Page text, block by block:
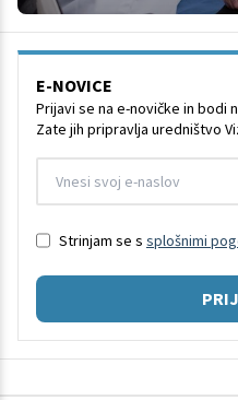
E-NOVICE
Prijavi se na e-novičke in bodi
Zate jih pripravlja uredništvo
Strinjam se s splošnimi